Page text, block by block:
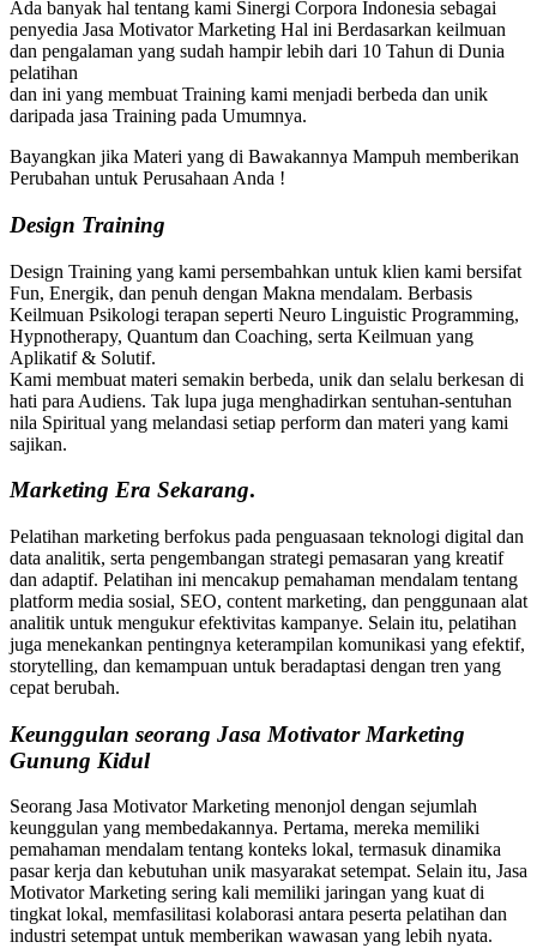
Ada banyak hal tentang kami Sinergi Corpora Indonesia sebagai
penyedia Jasa Motivator Marketing Hal ini Berdasarkan keilmuan
dan pengalaman yang sudah hampir lebih dari 10 Tahun di Dunia
pelatihan
dan ini yang membuat Training kami menjadi berbeda dan unik
daripada jasa Training pada Umumnya.
Bayangkan jika Materi yang di Bawakannya Mampuh memberikan
Perubahan untuk Perusahaan Anda !
Design Training
Design Training yang kami persembahkan untuk klien kami bersifat
Fun, Energik, dan penuh dengan Makna mendalam. Berbasis
Keilmuan Psikologi terapan seperti Neuro Linguistic Programming,
Hypnotherapy, Quantum dan Coaching, serta Keilmuan yang
Aplikatif & Solutif.
Kami membuat materi semakin berbeda, unik dan selalu berkesan di
hati para Audiens. Tak lupa juga menghadirkan sentuhan-sentuhan
nila Spiritual yang melandasi setiap perform dan materi yang kami
sajikan.
Marketing Era Sekarang.
Pelatihan marketing berfokus pada penguasaan teknologi digital dan
data analitik, serta pengembangan strategi pemasaran yang kreatif
dan adaptif. Pelatihan ini mencakup pemahaman mendalam tentang
platform media sosial, SEO, content marketing, dan penggunaan alat
analitik untuk mengukur efektivitas kampanye. Selain itu, pelatihan
juga menekankan pentingnya keterampilan komunikasi yang efektif,
storytelling, dan kemampuan untuk beradaptasi dengan tren yang
cepat berubah.
Keunggulan seorang Jasa Motivator Marketing
Gunung Kidul
Seorang Jasa Motivator Marketing menonjol dengan sejumlah
keunggulan yang membedakannya. Pertama, mereka memiliki
pemahaman mendalam tentang konteks lokal, termasuk dinamika
pasar kerja dan kebutuhan unik masyarakat setempat. Selain itu, Jasa
Motivator Marketing sering kali memiliki jaringan yang kuat di
tingkat lokal, memfasilitasi kolaborasi antara peserta pelatihan dan
industri setempat untuk memberikan wawasan yang lebih nyata.